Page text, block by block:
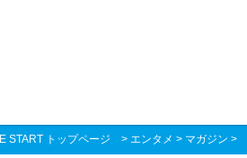
E START トップページ > エンタメ > マガジン >